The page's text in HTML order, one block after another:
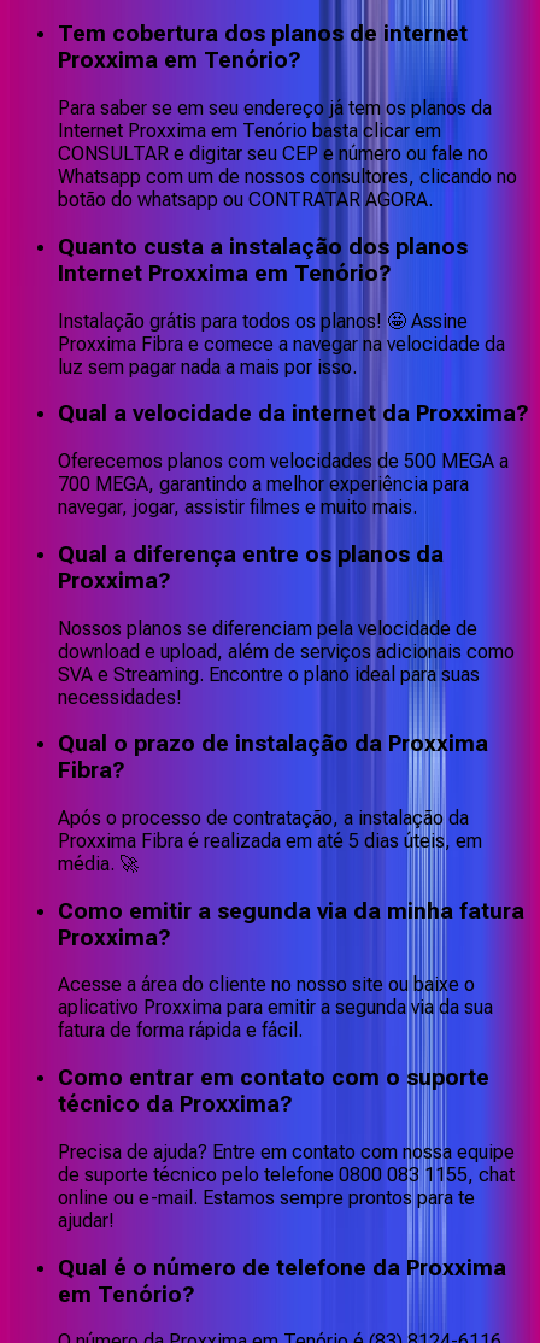
Tem cobertura dos planos de internet
Proxxima em Tenório?
Para saber se em seu endereço já tem os planos da
Internet Proxxima em Tenório basta clicar em
CONSULTAR e digitar seu CEP e número ou fale no
Whatsapp com um de nossos consultores, clicando no
botão do whatsapp ou CONTRATAR AGORA.
Quanto custa a instalação dos planos
Internet Proxxima em Tenório?
Instalação grátis para todos os planos! 🤩 Assine
Proxxima Fibra e comece a navegar na velocidade da
luz sem pagar nada a mais por isso.
Qual a velocidade da internet da Proxxima?
Oferecemos planos com velocidades de 500 MEGA a
700 MEGA, garantindo a melhor experiência para
navegar, jogar, assistir filmes e muito mais.
Qual a diferença entre os planos da
Proxxima?
Nossos planos se diferenciam pela velocidade de
download e upload, além de serviços adicionais como
SVA e Streaming. Encontre o plano ideal para suas
necessidades!
Qual o prazo de instalação da Proxxima
Fibra?
Após o processo de contratação, a instalação da
Proxxima Fibra é realizada em até 5 dias úteis, em
média. 🚀
Como emitir a segunda via da minha fatura
Proxxima?
Acesse a área do cliente no nosso site ou baixe o
aplicativo Proxxima para emitir a segunda via da sua
fatura de forma rápida e fácil.
Como entrar em contato com o suporte
técnico da Proxxima?
Precisa de ajuda? Entre em contato com nossa equipe
de suporte técnico pelo telefone 0800 083 1155, chat
online ou e-mail. Estamos sempre prontos para te
ajudar!
Qual é o número de telefone da Proxxima
em Tenório?